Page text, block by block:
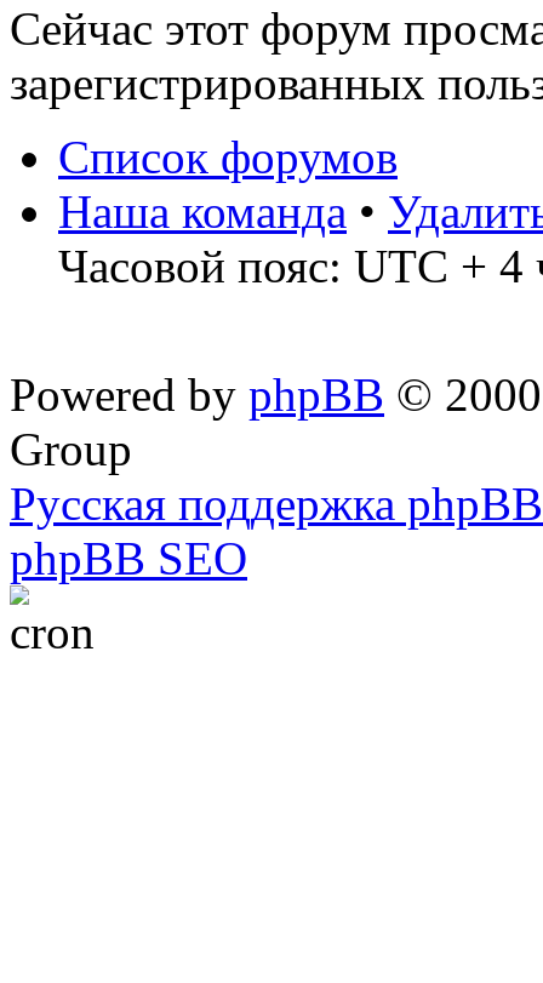
Сейчас этот форум
зарегистрированных
Список форумов
Наша команда •
Часовой пояс: UTC + 4
Powered by phpBB ©
Group
Русская поддержка phpBB
phpBB SEO